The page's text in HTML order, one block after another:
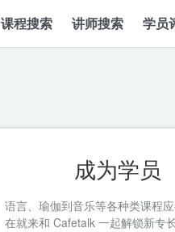
课程搜索 讲师搜索 学员
成为学员
语言、瑜伽到音乐等各种类课程
在就来和 Cafetalk 一起解锁新专